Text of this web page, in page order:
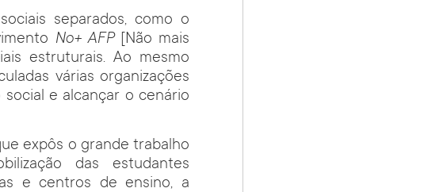
separados, como o
No+ AFP [Não mais
estruturais. Ao mesmo
várias organizações
e alcançar o cenário
expôs o grande trabalho
das estudantes
e centros de ensino, a